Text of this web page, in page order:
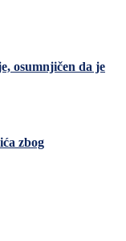
osumnjičen da je
zbog